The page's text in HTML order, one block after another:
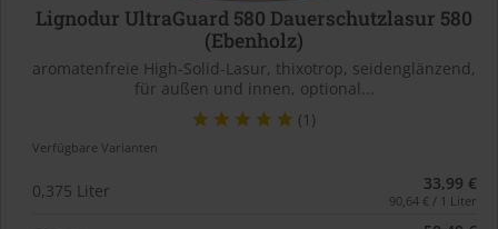
Lignodur UltraGuard 580 Dauerschutzlasur 580
(Ebenholz)
aromatenfreie High-Solid-Lasur, thixotrop, seidenglänzend,
für außen und innen, optional...
(1)
Verfügbare Varianten
0,375 Liter 33,99 €
90,64 € / 1 Liter